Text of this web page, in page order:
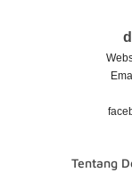
Tentang